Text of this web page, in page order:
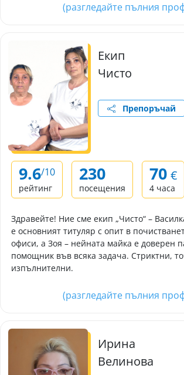
(разгледайте пълния
Екип
Чисто
Препоръчай
9.6/10
рейтинг
230
посещения
70 €
4 часа
Здравейте! Ние сме екип „Чисто“ –
е основният титуляр с опит в
офиси, а Зоя – нейната майка е доверен
помощник във всяка задача. Стриктни,
изпълнителни.
(разгледайте пълния
Ирина
Велинова